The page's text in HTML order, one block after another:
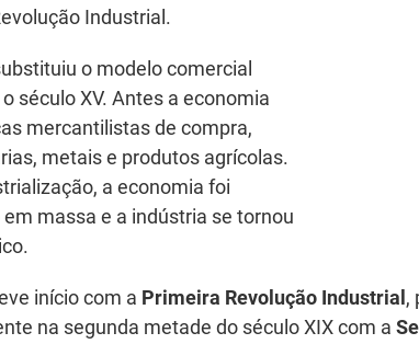
Industrial.
o modelo comercial
século XV. Antes a economia
mercantilistas de compra,
metais e produtos agrícolas.
a economia foi
massa e a indústria se tornou
início com a Primeira Revolução Industrial ,
na segunda metade do século XIX com a